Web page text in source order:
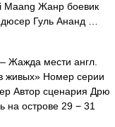
Maang Жанр боевик
Гуль Ананд …
Жажда мести англ.
живых» Номер серии
Автор сценария Дрю
на острове 29 − 31